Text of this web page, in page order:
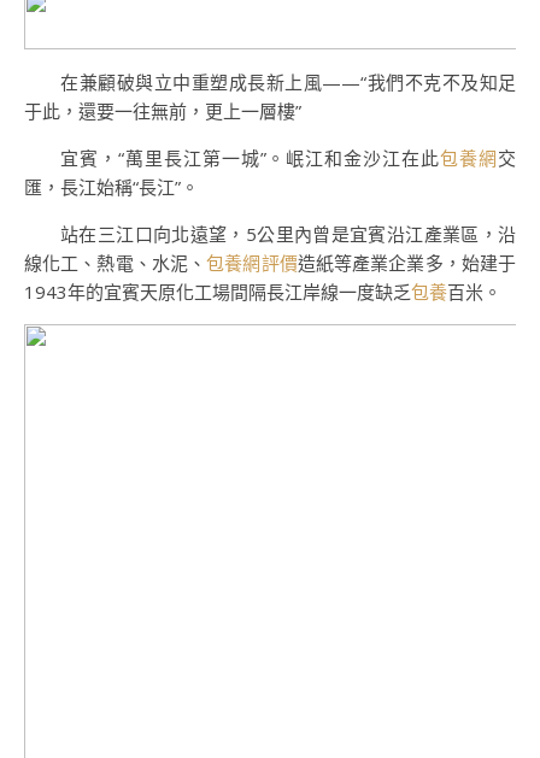
在兼顧破與立中重塑成長新上風——“我們不克不及知足
于此，還要一往無前，更上一層樓”
宜賓，“萬里長江第一城”。岷江和金沙江在此包養網交
匯，長江始稱“長江”。
站在三江口向北遠望，5公里內曾是宜賓沿江產業區，沿
線化工、熱電、水泥、包養網評價造紙等產業企業多，始建于
1943年的宜賓天原化工場間隔長江岸線一度缺乏包養百米。